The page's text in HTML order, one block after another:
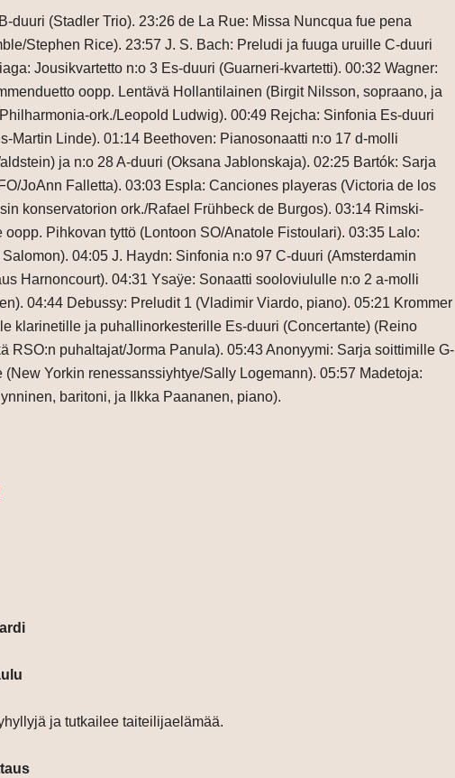
duuri (Stadler Trio). 23:26 de La Rue: Missa Nuncqua fue pena
Stephen Rice). 23:57 J. S. Bach: Preludi ja fuuga uruille C-duuri
Jousikvartetto n:o 3 Es-duuri (Guarneri-kvartetti). 00:32 Wagner:
oopp. Lentävä Hollantilainen (Birgit Nilsson, sopraano, ja
ork./Leopold Ludwig). 00:49 Rejcha: Sinfonia Es-duuri
Martin Linde). 01:14 Beethoven: Pianosonaatti n:o 17 d-molli
ja n:o 28 A-duuri (Oksana Jablonskaja). 02:25 Bartók: Sarja
JoAnn Falletta). 03:03 Espla: Canciones playeras (Victoria de los
konservatorion ork./Rafael Frühbeck de Burgos). 03:14 Rimski-
oopp. Pihkovan tyttö (Lontoon SO/Anatole Fistoulari). 03:35 Lalo:
04:05 J. Haydn: Sinfonia n:o 97 C-duuri (Amsterdamin
Harnoncourt). 04:31 Ysaÿe: Sonaatti sooloviululle n:o 2 a-molli
04:44 Debussy: Preludit 1 (Vladimir Viardo, piano). 05:21 Krommer
klarinetille ja puhallinorkesterille Es-duuri (Concertante) (Reino
RSO:n puhaltajat/Jorma Panula). 05:43 Anonyymi: Sarja soittimille G-
(New Yorkin renessanssiyhtye/Sally Logemann). 05:57 Madetoja:
baritoni, ja Ilkka Paananen, piano).
ja tutkailee taiteilijaelämää.